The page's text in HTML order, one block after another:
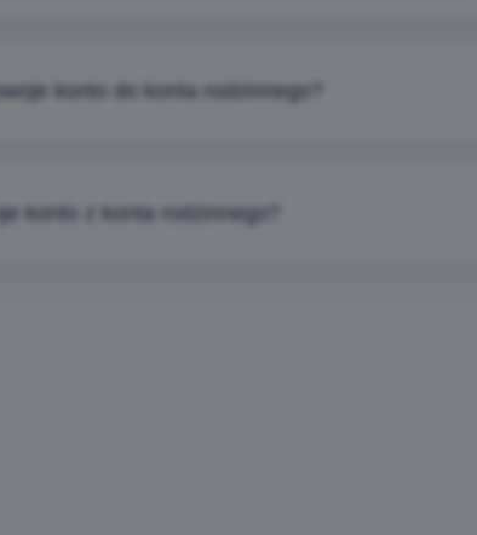
konto do konta rodzinnego?
konto z konta rodzinnego?